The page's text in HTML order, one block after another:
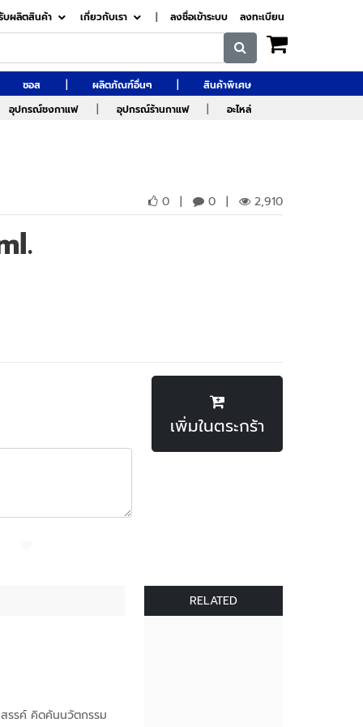
บผลิตสินค้า เกี่ยวกับเรา | ลงชื่อเข้าระบบ ลงทะเบียน
ซอส | ผลิตภัณฑ์อื่นๆ |
สินค้าพิเศษ
อุปกรณ์ชงกาแฟ
| อุปกรณ์ร้านกาแฟ | อะไหล่
0 | 0 | 2,910
เพิ่มในตระกร้า
รรค์ คิดค้นนวัตกรรม
RELATED